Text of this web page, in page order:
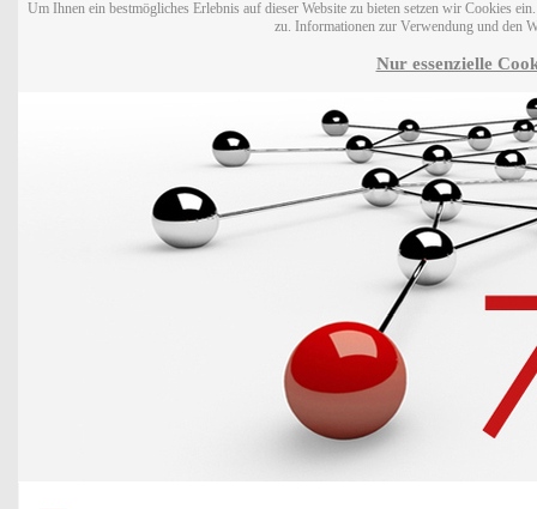
Um Ihnen ein bestmögliches Erlebnis auf dieser Website zu bieten setzen wir Cookies
zu. Informationen zur Verwendung und den
Nur essenzielle